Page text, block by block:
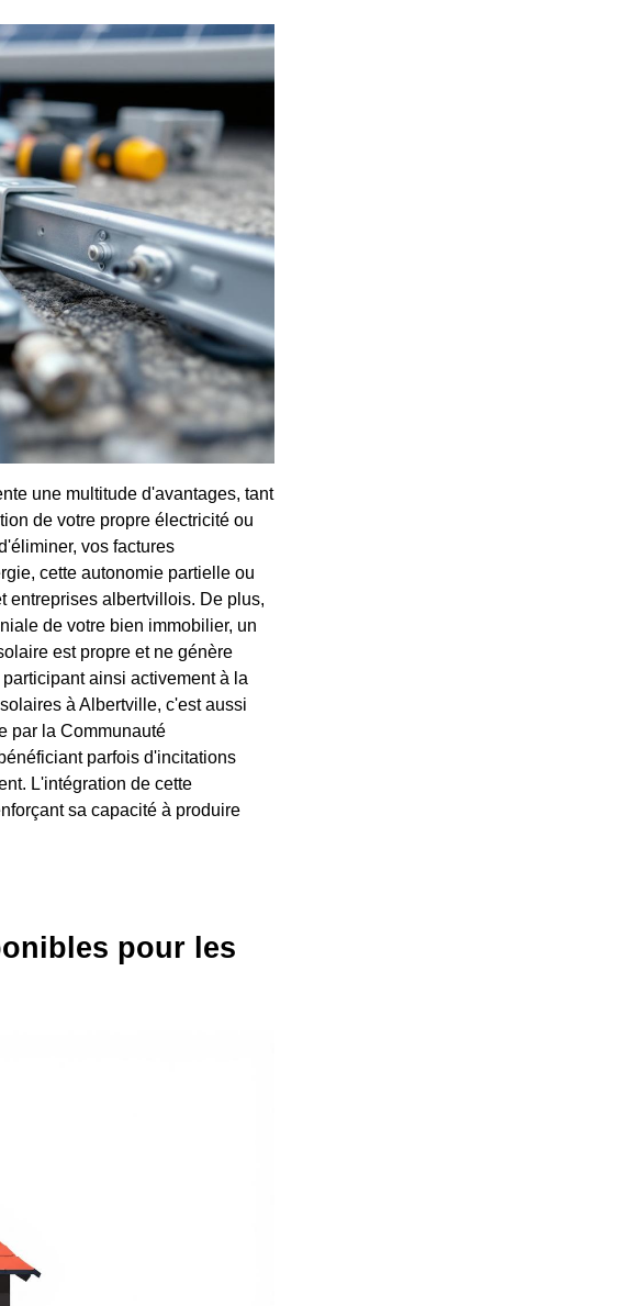
une multitude d'avantages, tant
de votre propre électricité ou
vos factures
cette autonomie partielle ou
entreprises albertvillois. De plus,
de votre bien immobilier, un
est propre et ne génère
ainsi activement à la
à Albertville, c'est aussi
par la Communauté
parfois d'incitations
L'intégration de cette
sa capacité à produire
pour les